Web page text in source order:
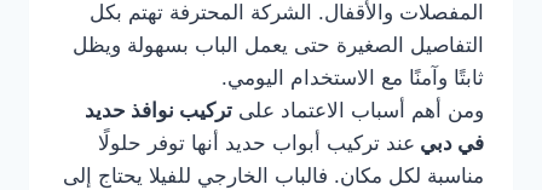
المفصلات والأقفال. الشركة المحترفة تهتم بكل
التفاصيل الصغيرة حتى يعمل الباب بسهولة ويظل
ثابتًا وآمنًا مع الاستخدام اليومي.
ومن أهم أسباب الاعتماد على تركيب نوافذ حديد
في دبي عند تركيب أبواب حديد أنها توفر حلولًا
مناسبة لكل مكان. فالباب الخارجي للفيلا يحتاج إلى